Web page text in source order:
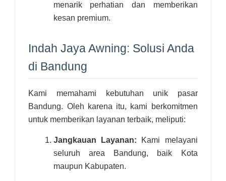
menarik perhatian dan memberikan
kesan premium.
Indah Jaya Awning: Solusi Anda
di Bandung
Kami memahami kebutuhan unik pasar
Bandung. Oleh karena itu, kami berkomitmen
untuk memberikan layanan terbaik, meliputi:
Jangkauan Layanan: Kami melayani
seluruh area Bandung, baik Kota
maupun Kabupaten.